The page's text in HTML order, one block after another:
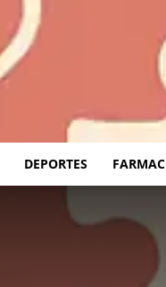
DEPORTES